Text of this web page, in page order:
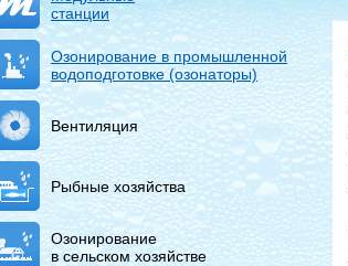
станции
Озонирование в промышленной
водоподготовке (озонаторы)
Вентиляция
Рыбные хозяйства
Озонирование
в сельском хозяйстве